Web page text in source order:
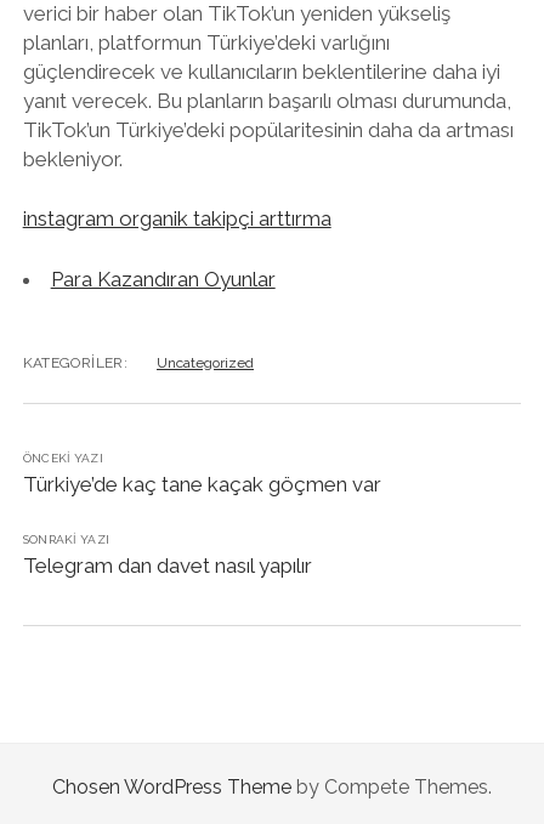
verici bir haber olan TikTok’un yeniden yükseliş
planları, platformun Türkiye’deki varlığını
güçlendirecek ve kullanıcıların beklentilerine daha iyi
yanıt verecek. Bu planların başarılı olması durumunda,
TikTok’un Türkiye’deki popülaritesinin daha da artması
bekleniyor.
instagram organik takipçi arttırma
Para Kazandıran Oyunlar
KATEGORILER: Uncategorized
ÖNCEKI YAZI
Türkiye’de kaç tane kaçak göçmen var
SONRAKI YAZI
Telegram dan davet nasıl yapılır
Chosen WordPress Theme by Compete Themes.